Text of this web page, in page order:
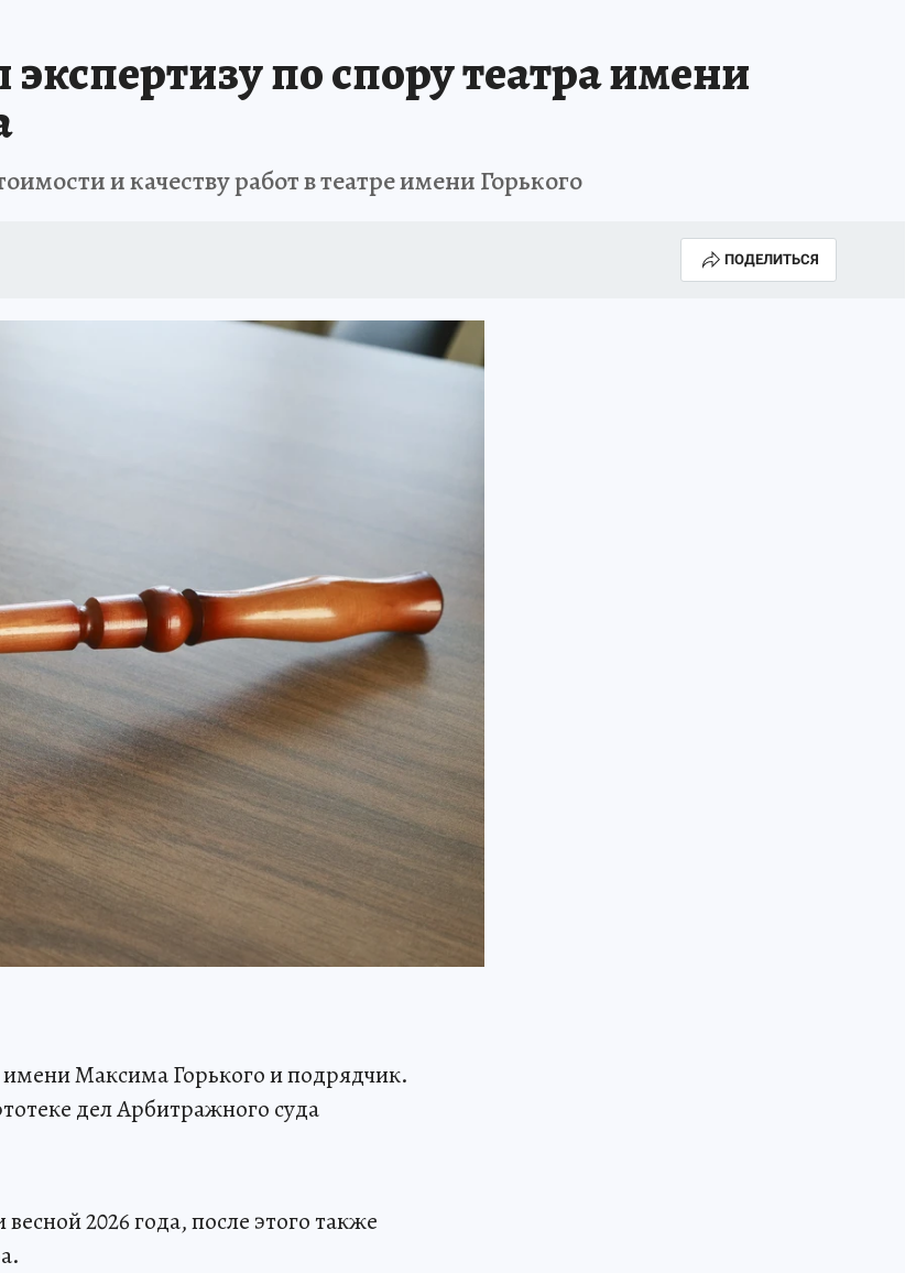
по спору театра имени
и качеству работ в театре имени Горького
ПОДЕЛИТЬСЯ
Максима Горького и подрядчик.
дел Арбитражного суда
2026 года, после этого также